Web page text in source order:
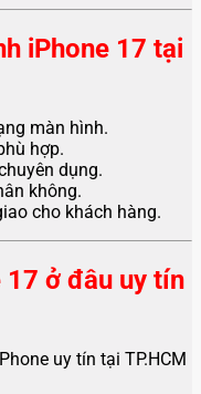
iPhone 17 tại
màn hình.
hợp.
dụng.
không.
cho khách hàng.
17 ở đâu uy tín
uy tín tại TP.HCM